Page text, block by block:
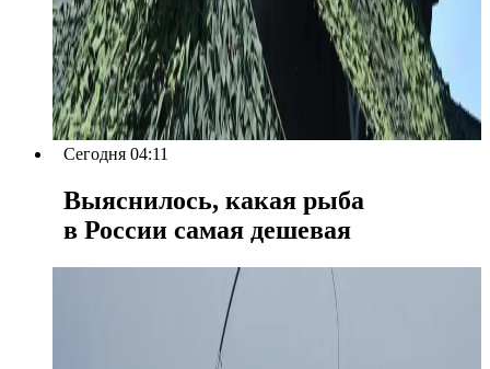
Сегодня 04:11
Выяснилось, какая рыба
в России самая дешевая